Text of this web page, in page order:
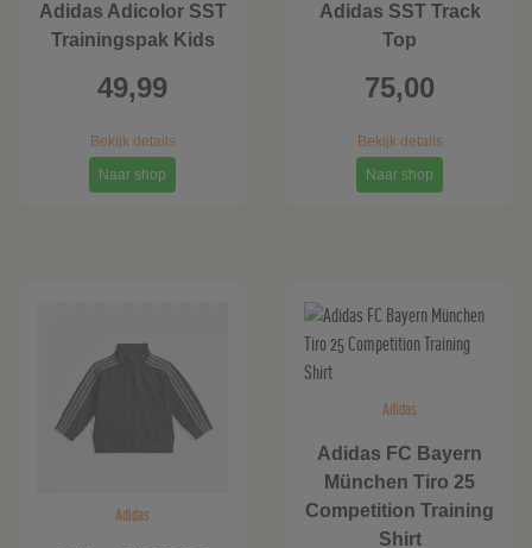
Adidas Adicolor SST
Trainingspak Kids
49,99
Bekijk details
Naar shop
Adidas SST Track
Top
75,00
Bekijk details
Naar shop
Adidas
Adidas
Adidas FC Bayern
München Tiro 25
Competition Training
Shirt